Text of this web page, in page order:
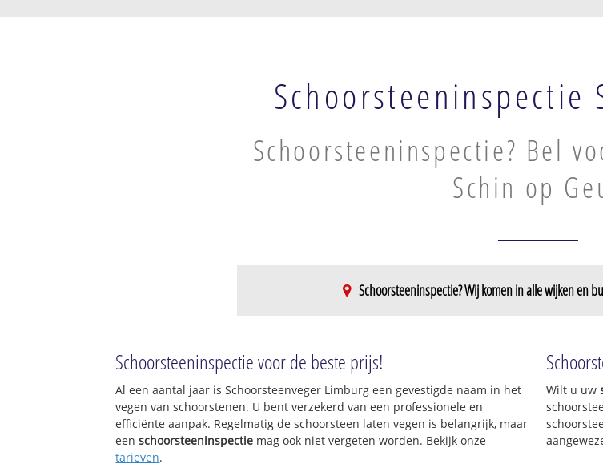
Schoorsteeninspectie
Schoorsteeninspectie? Bel
Schin op
Schoorsteeninspectie? Wij komen in alle wijken en
Schoonbron
Oud-Valkenburg
Strucht
Gerendal
Keutenberg - Sousberg
De Kluis
Schoorsteeninspectie voor de beste prijs!
Al een aantal jaar is Schoorsteenveger Limburg een gevestigde naam in het
vegen van schoorstenen. U bent verzekerd van een professionele en
efficiënte aanpak. Regelmatig de schoorsteen laten vegen is belangrijk, maar
eenschoorsteeninspectie mag ook niet vergeten worden. Bekijk onze
tarieven.
Wilt u uw